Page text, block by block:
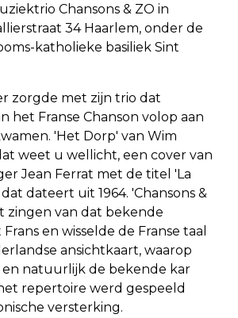
Chansons & ZO in
34 Haarlem, onder de
katholieke basiliek Sint
zorgde met zijn trio dat
het Franse Chanson volop aan
'Het Dorp' van Wim
weet u wellicht, een cover van
Jean Ferrat met de titel 'La
dateert uit 1964. 'Chansons &
zingen van dat bekende
en wisselde de Franse taal
ansichtkaart, waarop
en natuurlijk de bekende kar
repertoire werd gespeeld
versterking.